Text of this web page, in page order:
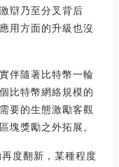
辯乃至分叉背后
用方面的升級也沒
伴隨著比特幣一輪
比特幣網絡規模的
要的生態激勵客觀
塊獎勵之外拓展。
度翻新，某種程度